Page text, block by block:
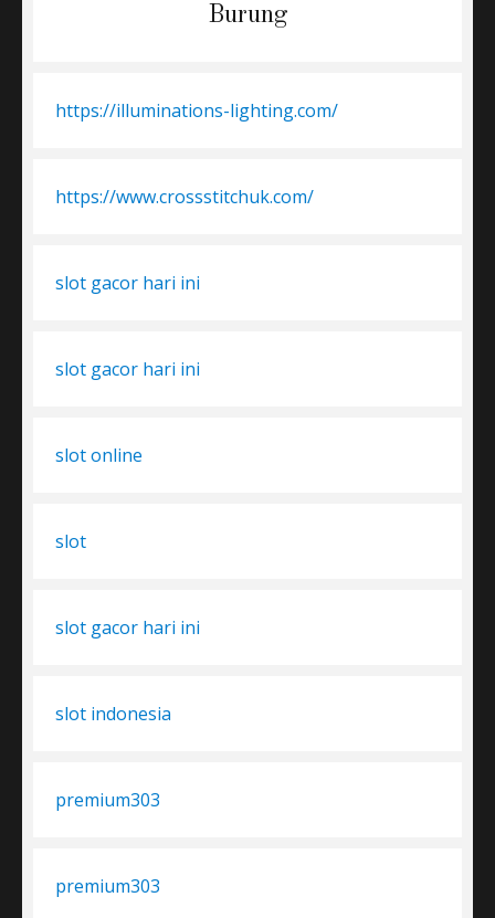
Burung
https://illuminations-lighting.com/
https://www.crossstitchuk.com/
slot gacor hari ini
slot gacor hari ini
slot online
slot
slot gacor hari ini
slot indonesia
premium303
premium303